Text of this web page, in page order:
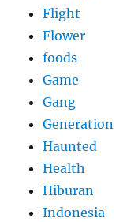
Flight
Flower
foods
Game
Gang
Generation
Haunted
Health
Hiburan
Indonesia